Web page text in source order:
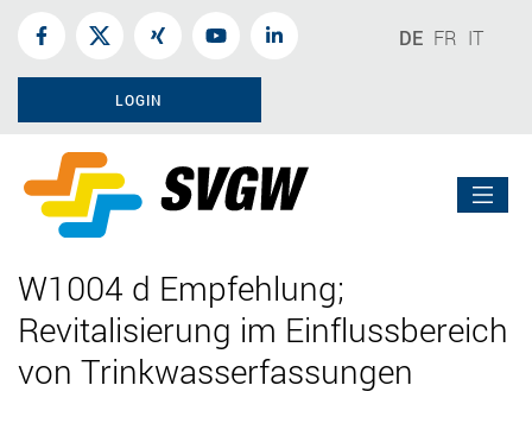
DE FR IT
LOGIN
W1004 d Empfehlung;
Revitalisierung im Einflussbereich
von Trinkwasserfassungen